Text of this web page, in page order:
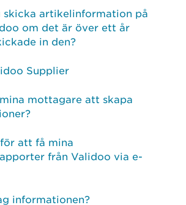
skicka artikelinformation på
om det är över ett år
in den?
Supplier
mottagare att skapa
att få mina
från Validoo via e-
informationen?